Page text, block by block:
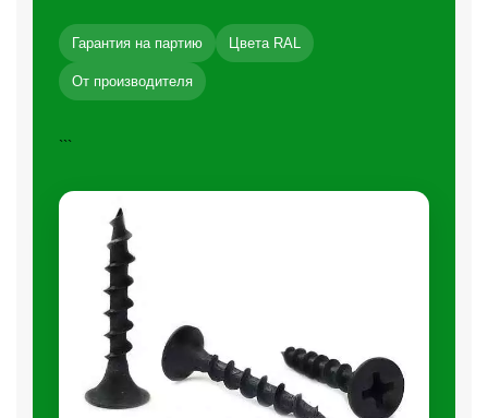
Гарантия на партию Цвета RAL
От производителя
```